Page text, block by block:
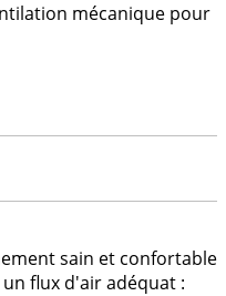
mécanique pour
sain et confortable
flux d'air adéquat :